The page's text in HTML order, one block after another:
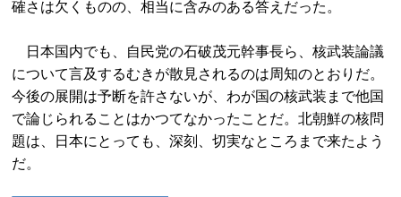
確さは欠くものの、相当に含みのある答えだった。
日本国内でも、自民党の石破茂元幹事長ら、核武装論議
について言及するむきが散見されるのは周知のとおりだ。
今後の展開は予断を許さないが、わが国の核武装まで他国
で論じられることはかつてなかったことだ。北朝鮮の核問
題は、日本にとっても、深刻、切実なところまで来たよう
だ。